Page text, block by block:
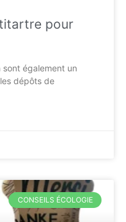
pour
également un
dépôts de
CONSEILS ÉCOLOGIE